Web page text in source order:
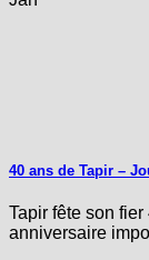
40 ans de Tapir –
Tapir fête son
anniversaire